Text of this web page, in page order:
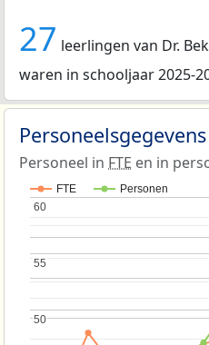
27 leerlingen van Dr.
waren in schooljaar 2025-
Personeelsgegevens
Personeel in FTE en in
FTE Personen
50
50
55
55
60
60